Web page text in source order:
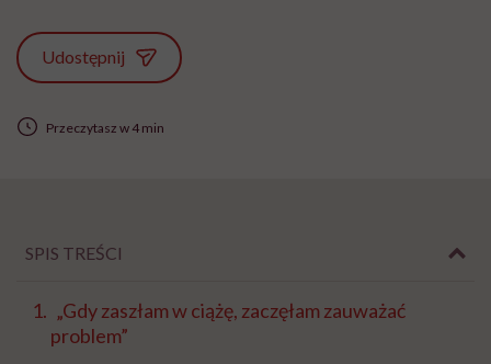
Udostępnij
Przeczytasz w 4 min
SPIS TREŚCI
„Gdy zaszłam w ciążę, zaczęłam zauważać
problem”